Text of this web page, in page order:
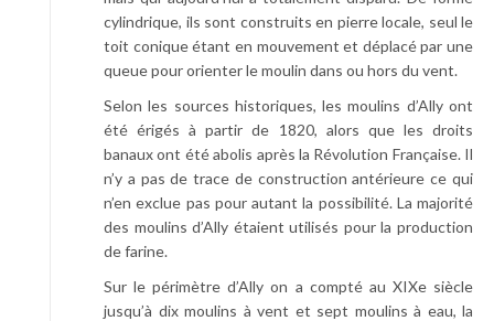
cylindrique, ils sont construits en pierre locale, seul le
toit conique étant en mouvement et déplacé par une
queue pour orienter le moulin dans ou hors du vent.
Selon les sources historiques, les moulins d’Ally ont
été érigés à partir de 1820, alors que les droits
banaux ont été abolis après la Révolution Française. Il
n’y a pas de trace de construction antérieure ce qui
n’en exclue pas pour autant la possibilité. La majorité
des moulins d’Ally étaient utilisés pour la production
de farine.
Sur le périmètre d’Ally on a compté au XIXe siècle
jusqu’à dix moulins à vent et sept moulins à eau, la